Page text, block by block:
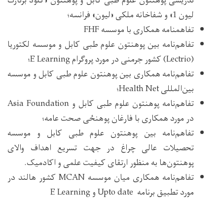
لیون 1» و شفاخانه ملکی «لیون» فرانسه؛
تفاهم‏نامه همکاری با موسسه FHF
تفاهم‌نامه بین پوهنتون علوم طبی کابل و موسسه لکتوریا
(Lectrio) کشور جرمنی در مورد پروگرام E Learning؛
تفاهم‌نامه همکاری بین پوهنتون علوم طبی کابل و موسسه
بین‌المللی Health Net؛
تفاهم‌نامه پوهنتون علوم طبی کابل و Asia Foundation
در مورد همکاری با فارغان پوهنځی صحت عامه؛
تفاهم‌نامه بین پوهنتون علوم طبی کابل و موسسه
تحصیلات عالی چراغ در جهت تسریع اهداف والای
پوهنتون‌ها به منظور ارتقای کیفیت علمی و اکادمیک.
تفاهم‌نامه همکاری میان موسسه MCAN کشور هالند در
مورد تطبیق برنامه Upto date و E Learning